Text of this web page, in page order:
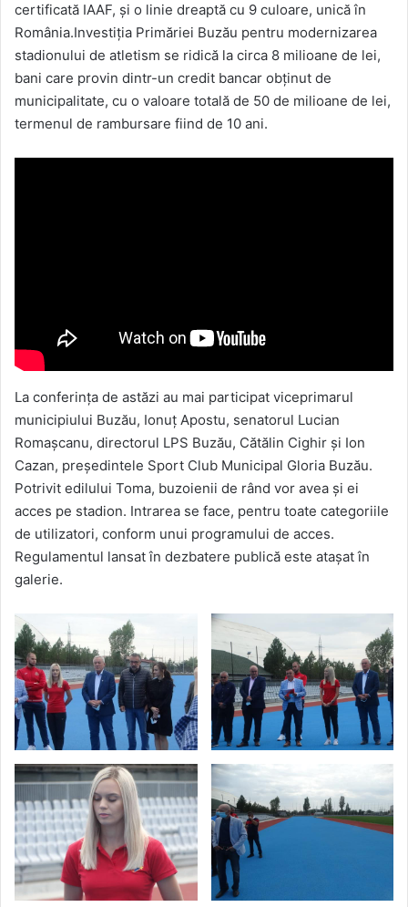
certificată IAAF, şi o linie dreaptă cu 9 culoare, unică în
România.Investiţia Primăriei Buzău pentru modernizarea
stadionului de atletism se ridică la circa 8 milioane de lei,
bani care provin dintr-un credit bancar obținut de
municipalitate, cu o valoare totală de 50 de milioane de lei,
termenul de rambursare fiind de 10 ani.
La conferința de astăzi au mai participat viceprimarul
municipiului Buzău, Ionuț Apostu, senatorul Lucian
Romașcanu, directorul LPS Buzău, Cătălin Cighir și Ion
Cazan, președintele Sport Club Municipal Gloria Buzău.
Potrivit edilului Toma, buzoienii de rând vor avea și ei
acces pe stadion. Intrarea se face, pentru toate categoriile
de utilizatori, conform unui programului de acces.
Regulamentul lansat în dezbatere publică este atașat în
galerie.